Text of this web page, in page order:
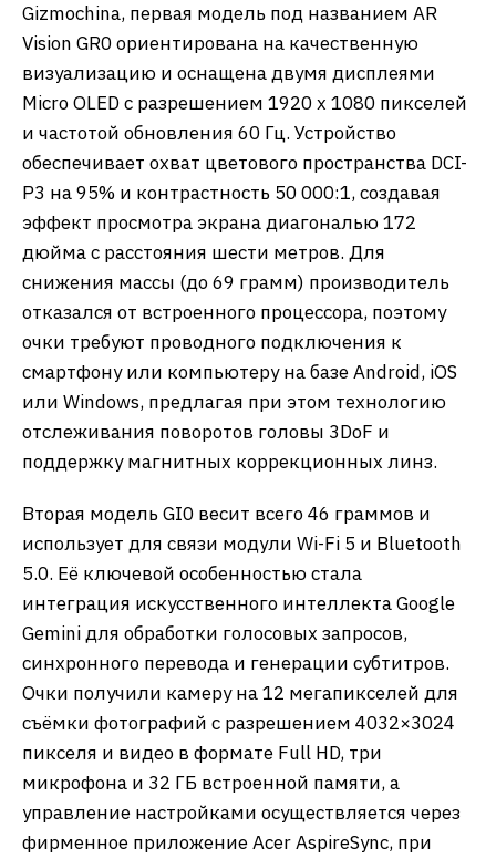
Gizmochina, первая модель под названием AR
Vision GR0 ориентирована на качественную
визуализацию и оснащена двумя дисплеями
Micro OLED с разрешением 1920 х 1080 пикселей
и частотой обновления 60 Гц. Устройство
обеспечивает охват цветового пространства DCI-
P3 на 95% и контрастность 50 000:1, создавая
эффект просмотра экрана диагональю 172
дюйма с расстояния шести метров. Для
снижения массы (до 69 грамм) производитель
отказался от встроенного процессора, поэтому
очки требуют проводного подключения к
смартфону или компьютеру на базе Android, iOS
или Windows, предлагая при этом технологию
отслеживания поворотов головы 3DoF и
поддержку магнитных коррекционных линз.
Вторая модель GI0 весит всего 46 граммов и
использует для связи модули Wi-Fi 5 и Bluetooth
5.0. Её ключевой особенностью стала
интеграция искусственного интеллекта Google
Gemini для обработки голосовых запросов,
синхронного перевода и генерации субтитров.
Очки получили камеру на 12 мегапикселей для
съёмки фотографий с разрешением 4032×3024
пикселя и видео в формате Full HD, три
микрофона и 32 ГБ встроенной памяти, а
управление настройками осуществляется через
фирменное приложение Acer AspireSync, при